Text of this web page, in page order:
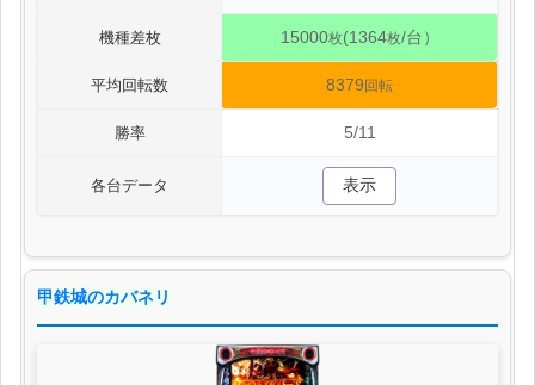
機種差枚 15000枚(1364枚/台）
平均回転数 8379回転
勝率 5/11
各台データ 表示
甲鉄城のカバネリ